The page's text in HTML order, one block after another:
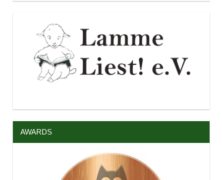
AWARDS